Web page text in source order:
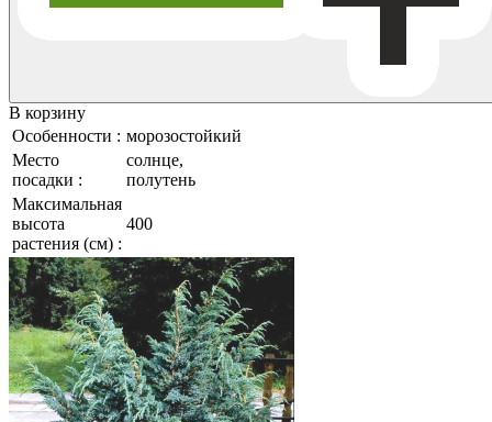
В корзину
Особенности : морозостойкий
Место
посадки :
солнце,
полутень
Максимальная
высота
растения (см) :
400